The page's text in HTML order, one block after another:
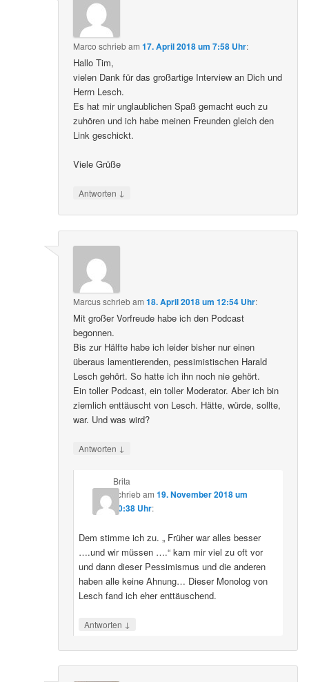
Marco schriebam17. April 2018 um 7:58 Uhr:
Hallo Tim,
vielen Dank für das großartige Interview an Dich und
Herrn Lesch.
Es hat mir unglaublichen Spaß gemacht euch zu
zuhören und ich habe meinen Freunden gleich den
Link geschickt.
Viele Grüße
Antworten ↓
Marcusschriebam18. April 2018 um 12:54 Uhr:
Mit großer Vorfreude habe ich den Podcast
begonnen.
Bis zur Hälfte habe ich leider bisher nur einen
überaus lamentierenden, pessimistischen Harald
Lesch gehört. So hatte ich ihn noch nie gehört.
Ein toller Podcast, ein toller Moderator. Aber ich bin
ziemlich enttäuscht von Lesch. Hätte, würde, sollte,
war. Und was wird?
Antworten ↓
Brita
schriebam 19. November 2018 um
20:38 Uhr:
Dem stimme ich zu. „ Früher war alles besser
….und wir müssen ….“ kam mir viel zu oft vor
und dann dieser Pessimismus und die anderen
haben alle keine Ahnung… Dieser Monolog von
Lesch fand ich eher enttäuschend.
Antworten ↓